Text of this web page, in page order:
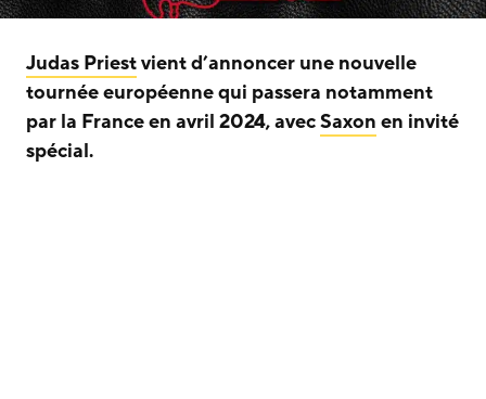
Judas Priestvient d’annoncer une nouvelle
tournée européenne qui passera notamment
par la France en avril 2024, avecSaxon en invité
spécial.